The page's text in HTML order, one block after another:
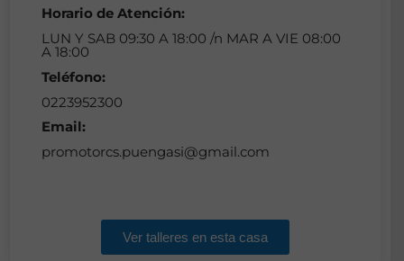
Horario de Atención:
LUN Y SAB 09:30 A 18:00 /n MAR A VIE 08:00
A 18:00
Teléfono:
0223952300
Email:
promotorcs.puengasi@gmail.com
Ver talleres en esta casa